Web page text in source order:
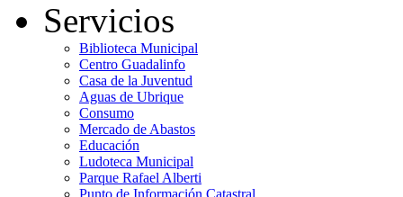
Servicios
Biblioteca Municipal
Centro Guadalinfo
Casa de la Juventud
Aguas de Ubrique
Consumo
Mercado de Abastos
Educación
Ludoteca Municipal
Parque Rafael Alberti
Punto de Información Catastral